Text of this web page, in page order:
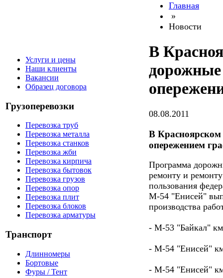
Услуги и цены
Наши клиенты
Вакансии
Образец договора
Грузоперевозки
Перевозка труб
Перевозка металла
Перевозка станков
Перевозка жби
Перевозка кирпича
Перевозка бытовок
Перевозка грузов
Перевозка опор
Перевозка плит
Перевозка блоков
Перевозка арматуры
Транспорт
Длинномеры
Бортовые
Фуры / Тент
Главная
»
Новости
В
дорожные
08.08.2011
В Красноярском
опережением
Программа
ремонту и
пользования
М-54 "Енисей"
производства
- М-53 "Байкал" км
- М-54 "Енисей"
- М-54 "Енисей"